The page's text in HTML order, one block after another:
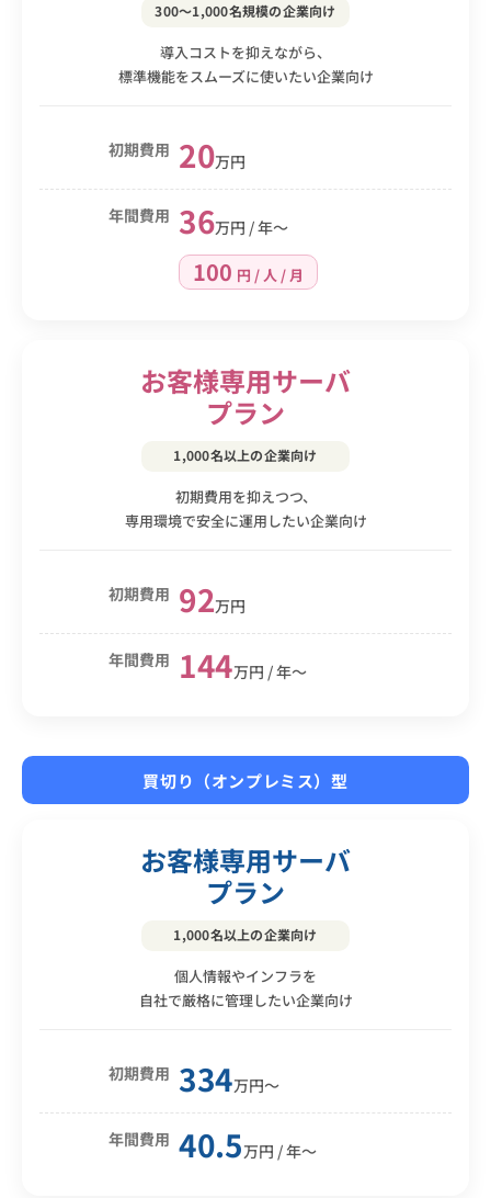
300〜1,000名規模の企業向け
導入コストを抑えながら、
標準機能をスムーズに使いたい企業向け
初期費用 20万円
年間費用 36万円 / 年〜
100 円 / 人 / 月
お客様専用サーバ
プラン
1,000名以上の企業向け
初期費用を抑えつつ、
専用環境で安全に運用したい企業向け
初期費用 92万円
年間費用 144万円 / 年〜
買切り（オンプレミス）型
お客様専用サーバ
プラン
1,000名以上の企業向け
個人情報やインフラを
自社で厳格に管理したい企業向け
初期費用 334万円〜
年間費用 40.5万円 / 年〜